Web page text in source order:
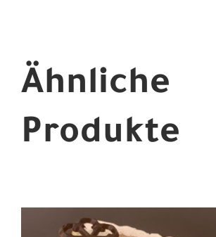
Ähnliche
Produkte